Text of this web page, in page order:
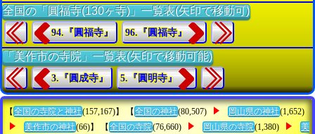
全国の「圓福寺(130ヶ寺)」一覧表(矢印で移動可)
94.『圓福寺』 96.『圓福寺』
「美作市の寺院」一覧表(矢印で移動可能)
3.『圓成寺』 5.『圓明寺』
【 全国の寺院と神社(157,167)】 【 全国の神社(80,507) 岡山県の神社(1,652)
美作市の神社(66)】 【 全国の寺院(76,660) 岡山県の寺院(1,380)
美